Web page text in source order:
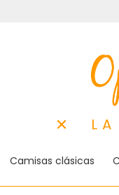
Camisas clásicas